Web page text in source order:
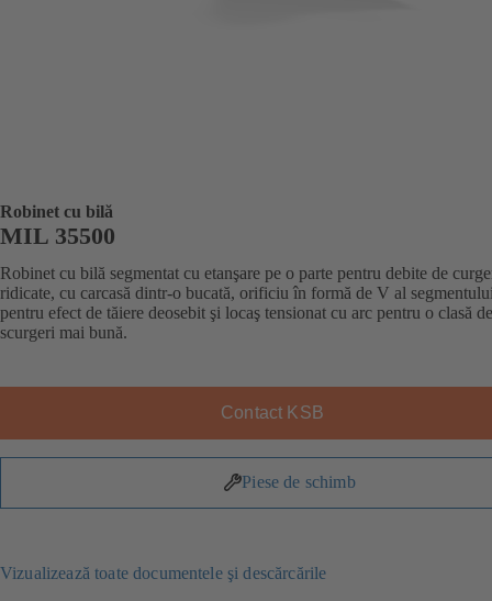
Robinet cu bilă
MIL 35500
Robinet cu bilă segmentat cu etanşare pe o parte pentru debite de
ridicate, cu carcasă dintr-o bucată, orificiu în formă de V al
pentru efect de tăiere deosebit şi locaş tensionat cu arc pentru o clasă de
scurgeri mai bună.
Contact KSB
Piese de schimb
Vizualizează toate documentele şi descărcările